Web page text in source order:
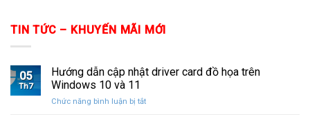
TIN TỨC – KHUYẾN MÃI MỚI
05
Th7
Hướng dẫn cập nhật driver card đồ họa trên
Windows 10 và 11
Chức năng bình luận bị tắtở